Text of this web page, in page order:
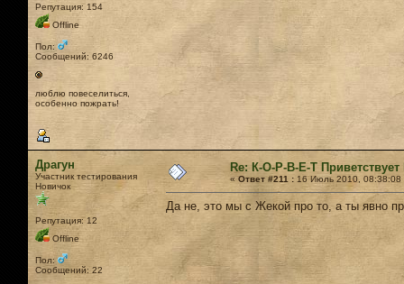
Репутация: 154
Offline
Пол:
Сообщений: 6246
люблю повеселиться,
особенно пожрать!
Драгун
Участник тестирования
Новичок
Репутация: 12
Offline
Пол:
Сообщений: 22
Re: К-О-Р-В-Е-Т Приветствует
«Ответ #211 : 16 Июль 2010, 08:38:08
Да не, это мы с Жекой про то, а ты явно